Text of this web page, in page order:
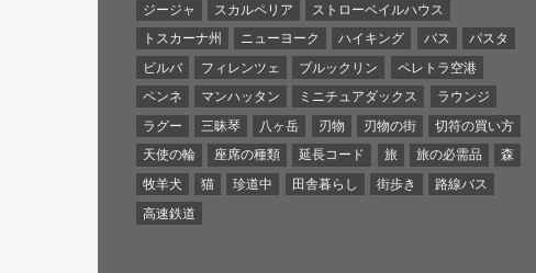
ジージャ
スカルペリア
ストローベイルハウス
トスカーナ州
ニューヨーク ハイキング バス
パスタ
ビルバ
フィレンツェ ブルックリン
ペレトラ空港
ペンネ
マンハッタン ミニチュアダックス
ラウンジ
ラグー
三昧琴 八ヶ岳 刃物 刃物の街
切符の買い方
天使の輪
座席の種類 延長コード 旅 旅の必需品
森
牧羊犬
猫 珍道中 田舎暮らし 街歩き
路線バス
高速鉄道